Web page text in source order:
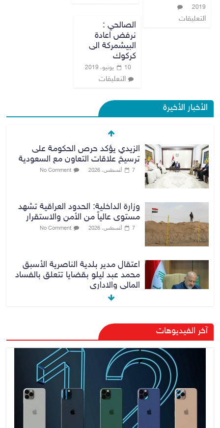
2019
التعليقات
الصالحي :
نرفض اعادة
البيشمركة الى
كركوك
10 يونيو، 2019
التعليقات
الأخبار الأخيرة
الزيدي يؤكد حرص الحكومة على
ترسيخ علاقات التعاون مع السعودية
7 أغسطس، 2026 No Comment
وزارة الداخلية: الحدود العراقية تشهد
مستوى عالياً من الأمن والاستقرار
7 أغسطس، 2026 No Comment
اعتقال مدير بلدية الناصرية الأسبق
محمد عبد ليلو بقضايا تتعلق بالفساد
المالي والاداري
الإعلام والاتصالات: (ستارلينك)
خدمة فضائية متطورة ولن تلغي
شبكات الإنترنت التقليدية الأخرى
8 أغسطس، 2026 No Comment
مئوية في 3 محافظات عراقية
No Comment
آخر الفيديوهات